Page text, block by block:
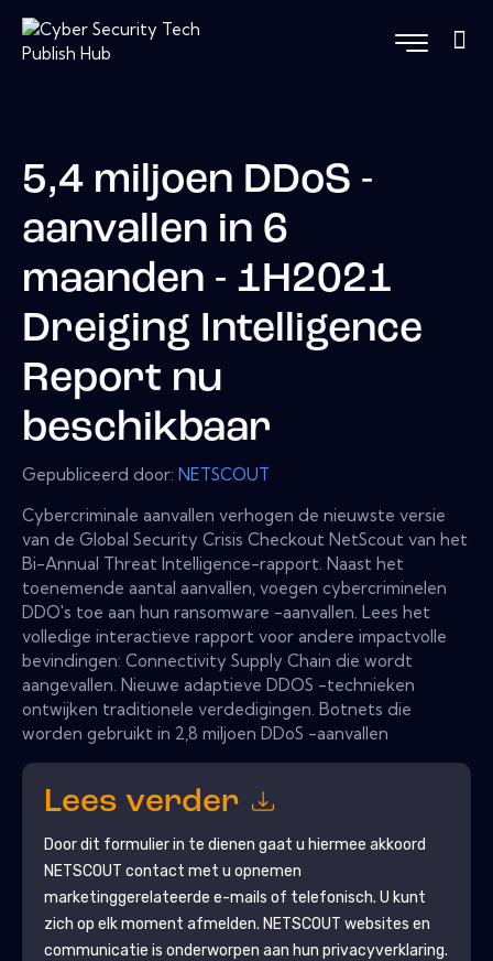
5,4 miljoen DDoS -
aanvallen in 6
maanden - 1H2021
Dreiging Intelligence
Report nu
beschikbaar
Gepubliceerd door: NETSCOUT
Cybercriminale aanvallen verhogen de nieuwste versie
van de Global Security Crisis Checkout NetScout van het
Bi-Annual Threat Intelligence-rapport. Naast het
toenemende aantal aanvallen, voegen cybercriminelen
DDO's toe aan hun ransomware -aanvallen. Lees het
volledige interactieve rapport voor andere impactvolle
bevindingen: Connectivity Supply Chain die wordt
aangevallen. Nieuwe adaptieve DDOS -technieken
ontwijken traditionele verdedigingen. Botnets die
worden gebruikt in 2,8 miljoen DDoS -aanvallen
Lees verder
Door dit formulier in te dienen gaat u hiermee akkoord
NETSCOUT contact met u opnemen
marketinggerelateerde e-mails of telefonisch. U kunt
zich op elk moment afmelden. NETSCOUT websites en
communicatie is onderworpen aan hun privacyverklaring.